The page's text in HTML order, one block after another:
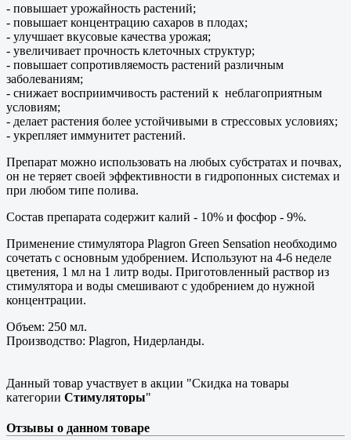
- повышает урожайность растений;
- повышает концентрацию сахаров в плодах;
- улучшает вкусовые качества урожая;
- увеличивает прочность клеточных структур;
- повышает сопротивляемость растений различным
заболеваниям;
- снижает восприимчивость растений к неблагоприятным
условиям;
- делает растения более устойчивыми в стрессовых условиях;
- укрепляет иммунитет растений.
Препарат можно использовать на любых субстратах и почвах,
он не теряет своей эффективности в гидропонных системах и
при любом типе полива.
Состав препарата содержит калий - 10% и фосфор - 9%.
Применение стимулятора Plagron Green Sensation необходимо
сочетать с основным удобрением. Используют на 4-6 неделе
цветения, 1 мл на 1 литр воды. Приготовленный раствор из
стимулятора и воды смешивают с удобрением до нужной
концентрации.
Объем: 250 мл.
Производство: Plagron, Нидерланды.
Данный товар участвует в акции "Скидка на товары
категории Стимуляторы"
Отзывы о данном товаре